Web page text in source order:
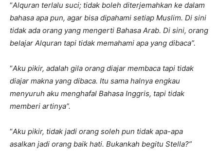
“Alquran terlalu suci; tidak boleh diterjemahkan ke dalam
bahasa apa pun, agar bisa dipahami setiap Muslim. Di sini
tidak ada orang yang mengerti Bahasa Arab. Di sini, orang
belajar Alquran tapi tidak memahami apa yang dibaca”.
“Aku pikir, adalah gila orang diajar membaca tapi tidak
diajar makna yang dibaca. Itu sama halnya engkau
menyuruh aku menghafal Bahasa Inggris, tapi tidak
memberi artinya”.
“Aku pikir, tidak jadi orang soleh pun tidak apa-apa
asalkan jadi orang baik hati. Bukankah begitu Stella?”